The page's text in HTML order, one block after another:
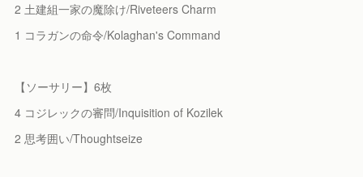
2 土建組一家の魔除け/Riveteers Charm
1 コラガンの命令/Kolaghan's Command
【ソーサリー】6枚
4 コジレックの審問/Inquisition of Kozilek
2 思考囲い/Thoughtseize